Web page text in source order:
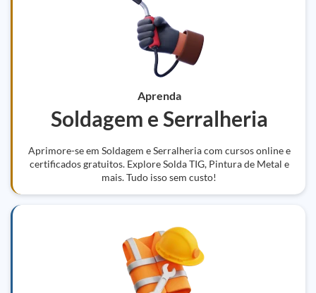
Aprenda
Soldagem e Serralheria
Aprimore-se em Soldagem e Serralheria com cursos online e
certificados gratuitos. Explore Solda TIG, Pintura de Metal e
mais. Tudo isso sem custo!